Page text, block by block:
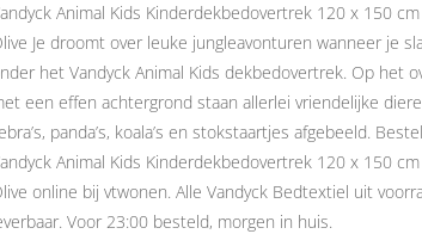
Animal Kids Kinderdekbedovertrek 120 x 150 cm
Je droomt over leuke jungleavonturen wanneer je
het Vandyck Animal Kids dekbedovertrek. Op het
een effen achtergrond staan allerlei vriendelijke
panda’s, koala’s en stokstaartjes afgebeeld. Bestel
Animal Kids Kinderdekbedovertrek 120 x 150 cm
online bij vtwonen. Alle Vandyck Bedtextiel uit
Voor 23:00 besteld, morgen in huis.